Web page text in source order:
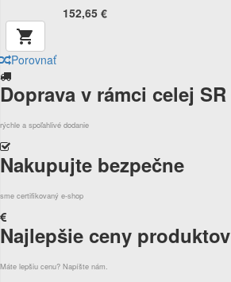
152,65 €

Porovnať
Doprava v rámci celej SR
rýchle a spoľahlivé dodanie
Nakupujte bezpečne
sme certifikovaný e-shop
Najlepšie ceny produktov
Máte lepšiu cenu? Napíšte nám.